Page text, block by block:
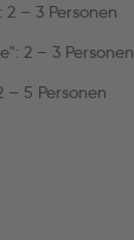
– 3 Personen
2 – 3 Personen
– 5 Personen